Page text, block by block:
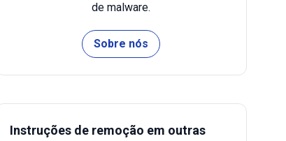
de malware.
Sobre nós
Instruções de remoção em outras